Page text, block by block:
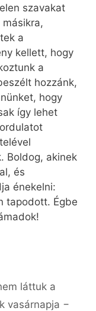
szavakat
a
kellett, hogy
a
hozzánk,
hogy
így lehet
Boldog, akinek
és
énekelni:
tapodott. Égbe
láttuk a
vasárnapja −